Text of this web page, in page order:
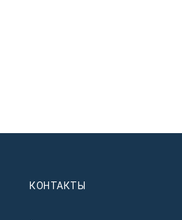
КОНТАКТЫ